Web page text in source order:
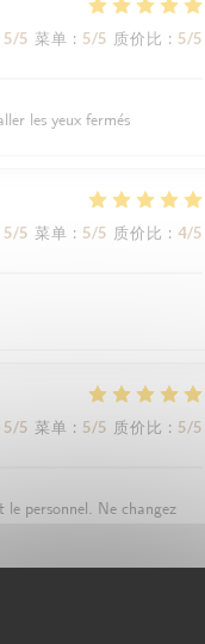
5/5 菜单 : 5/5 质价比 : 5/5
les yeux fermés
5/5 菜单 : 5/5 质价比 : 4/5
5/5 菜单 : 5/5 质价比 : 5/5
personnel. Ne changez